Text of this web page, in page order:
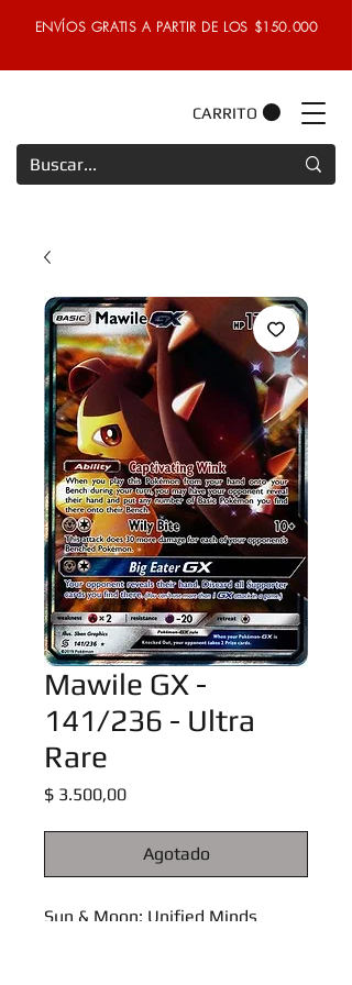
ENVÍOS GRATIS A PARTIR DE LOS $150.000
CARRITO
Mawile GX -
141/236 - Ultra
Rare
$ 3.500,00Precio
Agotado
Sun & Moon: Unified Minds